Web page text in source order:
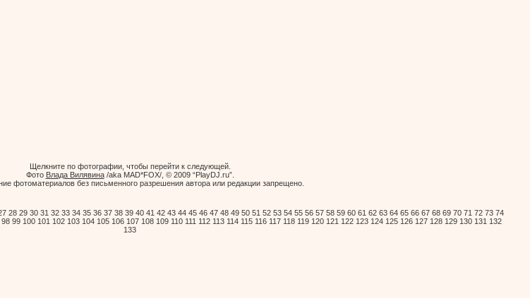
Щелкните по фотографии, чтобы перейти к следующей.
Фото Влада Вилявина/aka MAD*FOX/, © 2009 “PlayDJ.ru”.
фотоматериалов без письменного разрешения автора или редакции запрещено.
28 29 30 31 32 33 34 35 36 37 38 39 40 41 42 43 44 45 46 47 48 49 50 51 52 53 54 55 56 57 58 59 60 61 62 63 64 65 66 67 68 69 70 71 72 73 74
98 99 100 101 102 103 104 105 106 107 108 109 110 111 112 113 114 115 116 117 118 119 120 121 122 123 124 125 126 127 128 129 130 131 132
133